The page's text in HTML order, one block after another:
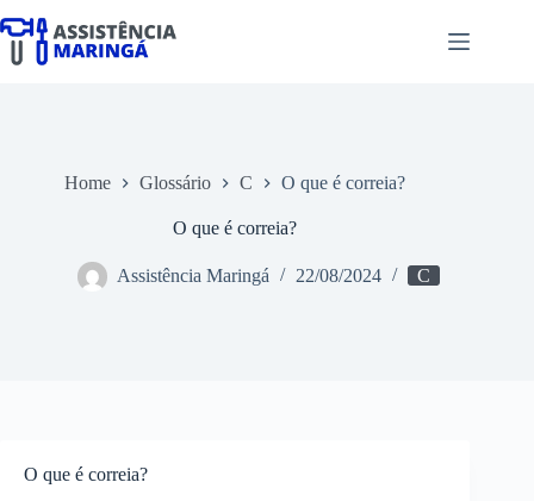
para
Home Glossário C O que é correia?
O que é correia?
Assistência Maringá 22/08/2024 C
O que é correia?